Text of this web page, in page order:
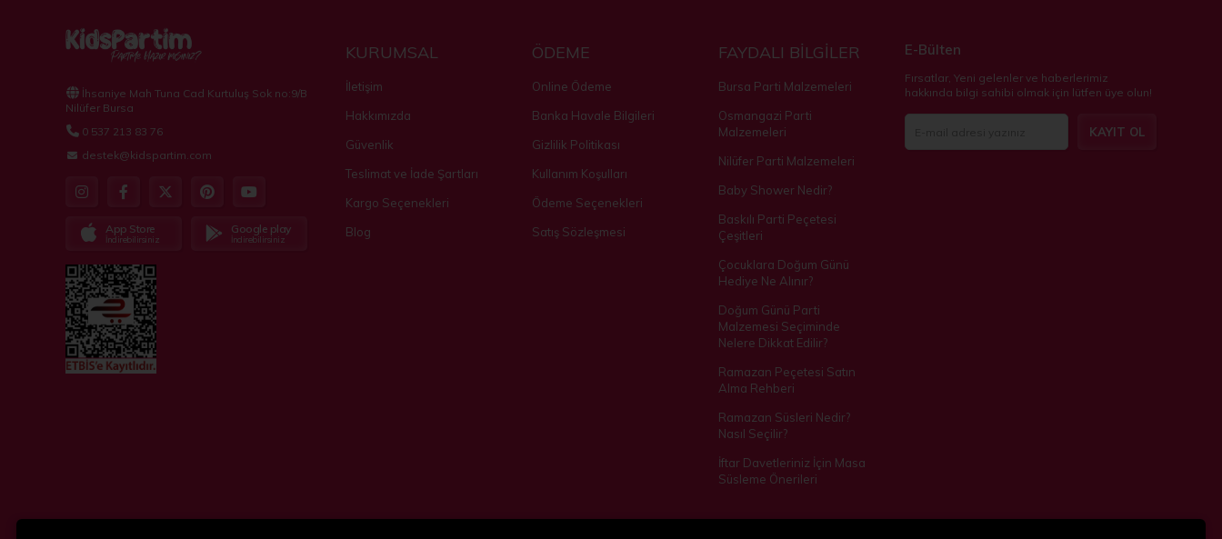
İhsaniye Mah Tuna Cad Kurtuluş Sok no:9/B
Nilüfer Bursa
0 537 213 83 76
destek@kidspartim.com
App Store
İndirebilirsiniz
Google play
İndirebilirsiniz
E-Bülten
Fırsatlar, Yeni gelenler ve haberlerimiz
hakkında bilgi sahibi olmak için lütfen üye olun!
KAYIT OL
KURUMSAL
İletişim
Hakkımızda
Güvenlik
Teslimat ve İade Şartları
Kargo Seçenekleri
Blog
ÖDEME
Online Ödeme
Banka Havale Bilgileri
Gizlilik Politikası
Kullanım Koşulları
Ödeme Seçenekleri
Satış Sözleşmesi
FAYDALI BİLGİLER
Bursa Parti Malzemeleri
Osmangazi Parti
Malzemeleri
Nilüfer Parti Malzemeleri
Baby Shower Nedir?
Baskılı Parti Peçetesi
Çeşitleri
Çocuklara Doğum Günü
Hediye Ne Alınır?
Doğum Günü Parti
Malzemesi Seçiminde
Nelere Dikkat Edilir?
Ramazan Peçetesi Satın
Alma Rehberi
Ramazan Süsleri Nedir?
Nasıl Seçilir?
İftar Davetleriniz İçin Masa
Süsleme Önerileri